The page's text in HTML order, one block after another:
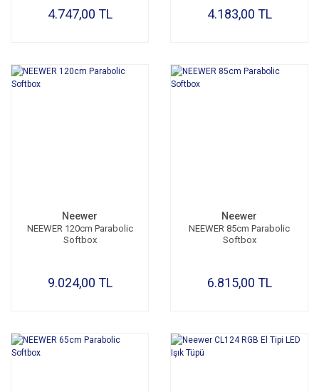
4.747,00 TL 4.183,00 TL
Neewer
NEEWER 120cm Parabolic
Softbox
9.024,00 TL
Neewer
NEEWER 85cm Parabolic
Softbox
6.815,00 TL